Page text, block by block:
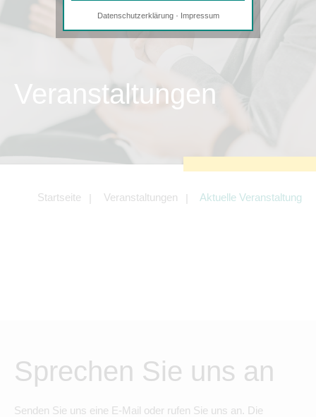
Veranstaltungen
Startseite Veranstaltungen Aktuelle Veranstaltung
Sprechen Sie uns an
Senden Sie uns eine E-Mail oder rufen Sie uns an. Die
Notwendige Cookies
Diese Cookies sind erforderlich, um die
Diese Cookies sind erforderlich, um
unsere Website auf Ihre Bedürfnisse hin
zu Social-Media-Angeboten von z.B.
Facebook und LinkedIn.
Diese Cookies sind erforderlich, um z.B.
Datenschutzerklärung· Impressum